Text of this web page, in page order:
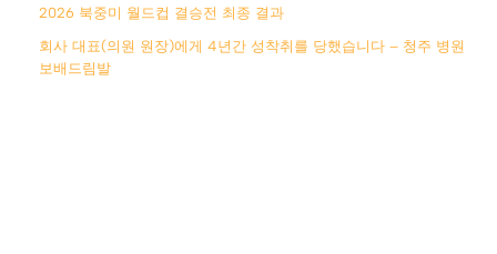
2026 북중미 월드컵 결승전 최종 결과
회사 대표(의원 원장)에게 4년간 성착취를 당했습니다 – 청주 병원
보배드림발